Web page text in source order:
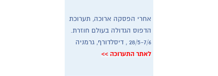
אחרי הפסקה ארוכה, תערוכת
הדפוס הגדולה בעולם חוזרת.
28/5-7/6 , דיסלדורף, גרמניה
לאתר התערוכה >>